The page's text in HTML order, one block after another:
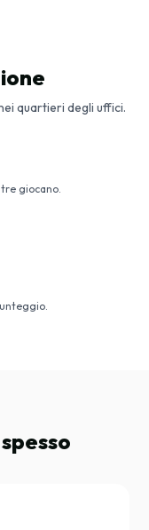
quartieri degli uffici.
giocano.